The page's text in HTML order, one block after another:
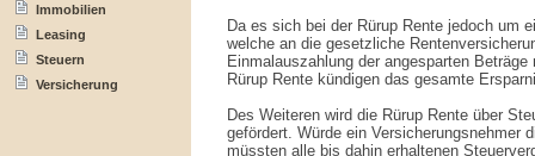
Da es sich bei der Rürup Rente jedoch um
welche an die gesetzliche
Einmalauszahlung der angesparten
Rürup Rente kündigen das gesamte
Des Weiteren wird die Rürup Rente über
gefördert. Würde ein Versicherungsnehmer
müssten alle bis dahin erhaltenen
Immobilien
Leasing
Steuern
Versicherung